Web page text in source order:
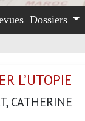
Dossiers
L’UTOPIE
CATHERINE